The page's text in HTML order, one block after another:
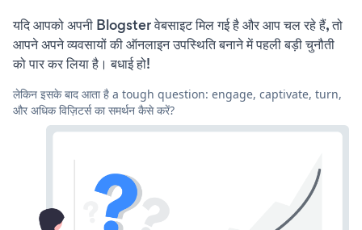
यदि आपको अपनी Blogster वेबसाइट मिल गई है और आप चल रहे हैं, तो
आपने अपने व्यवसायों की ऑनलाइन उपस्थिति बनाने में पहली बड़ी चुनौती
को पार कर लिया है। बधाई हो!
लेकिन इसके बाद आता है a tough question: engage, captivate, turn,
और अधिक विज़िटर्स का समर्थन कैसे करें?